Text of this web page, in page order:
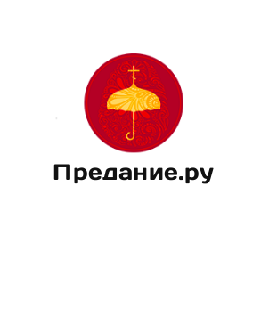
Предание.ру